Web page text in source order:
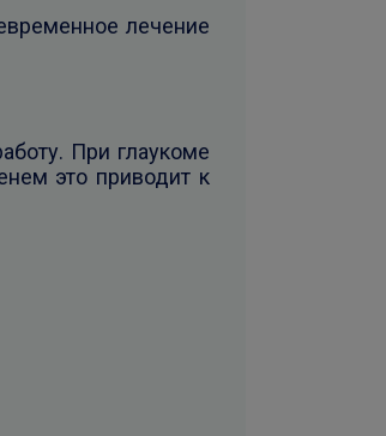
лечение
При глаукоме
это приводит к